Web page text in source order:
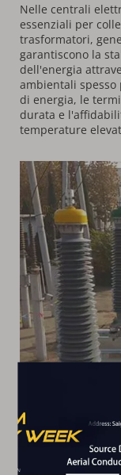
Nelle centrali
essenziali per
trasformatori,
garantiscono la
dell'energia
ambientali
di energia, le
durata e
temperature